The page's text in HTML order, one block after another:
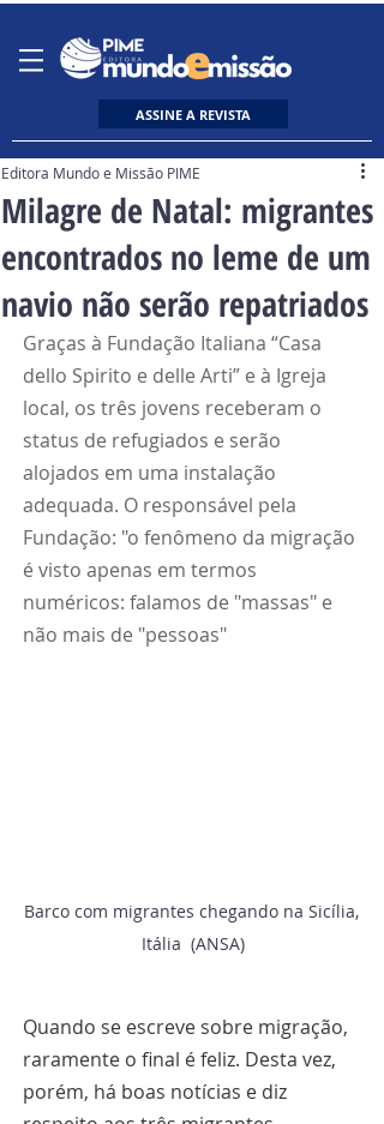
ASSINE A REVISTA
Milagre de Natal: migrantes
encontrados no leme de um
navio não serão repatriados
Editora Mundo e Missão PIME
Graças à Fundação Italiana “Casa
dello Spirito e delle Arti” e à Igreja
local, os três jovens receberam o
status de refugiados e serão
alojados em uma instalação
adequada. O responsável pela
Fundação: "o fenômeno da migração
é visto apenas em termos
numéricos: falamos de "massas" e
não mais de "pessoas"
Barco com migrantes chegando na Sicília,
Itália  (ANSA)
Quando se escreve sobre migração,
raramente o final é feliz. Desta vez,
porém, há boas notícias e diz